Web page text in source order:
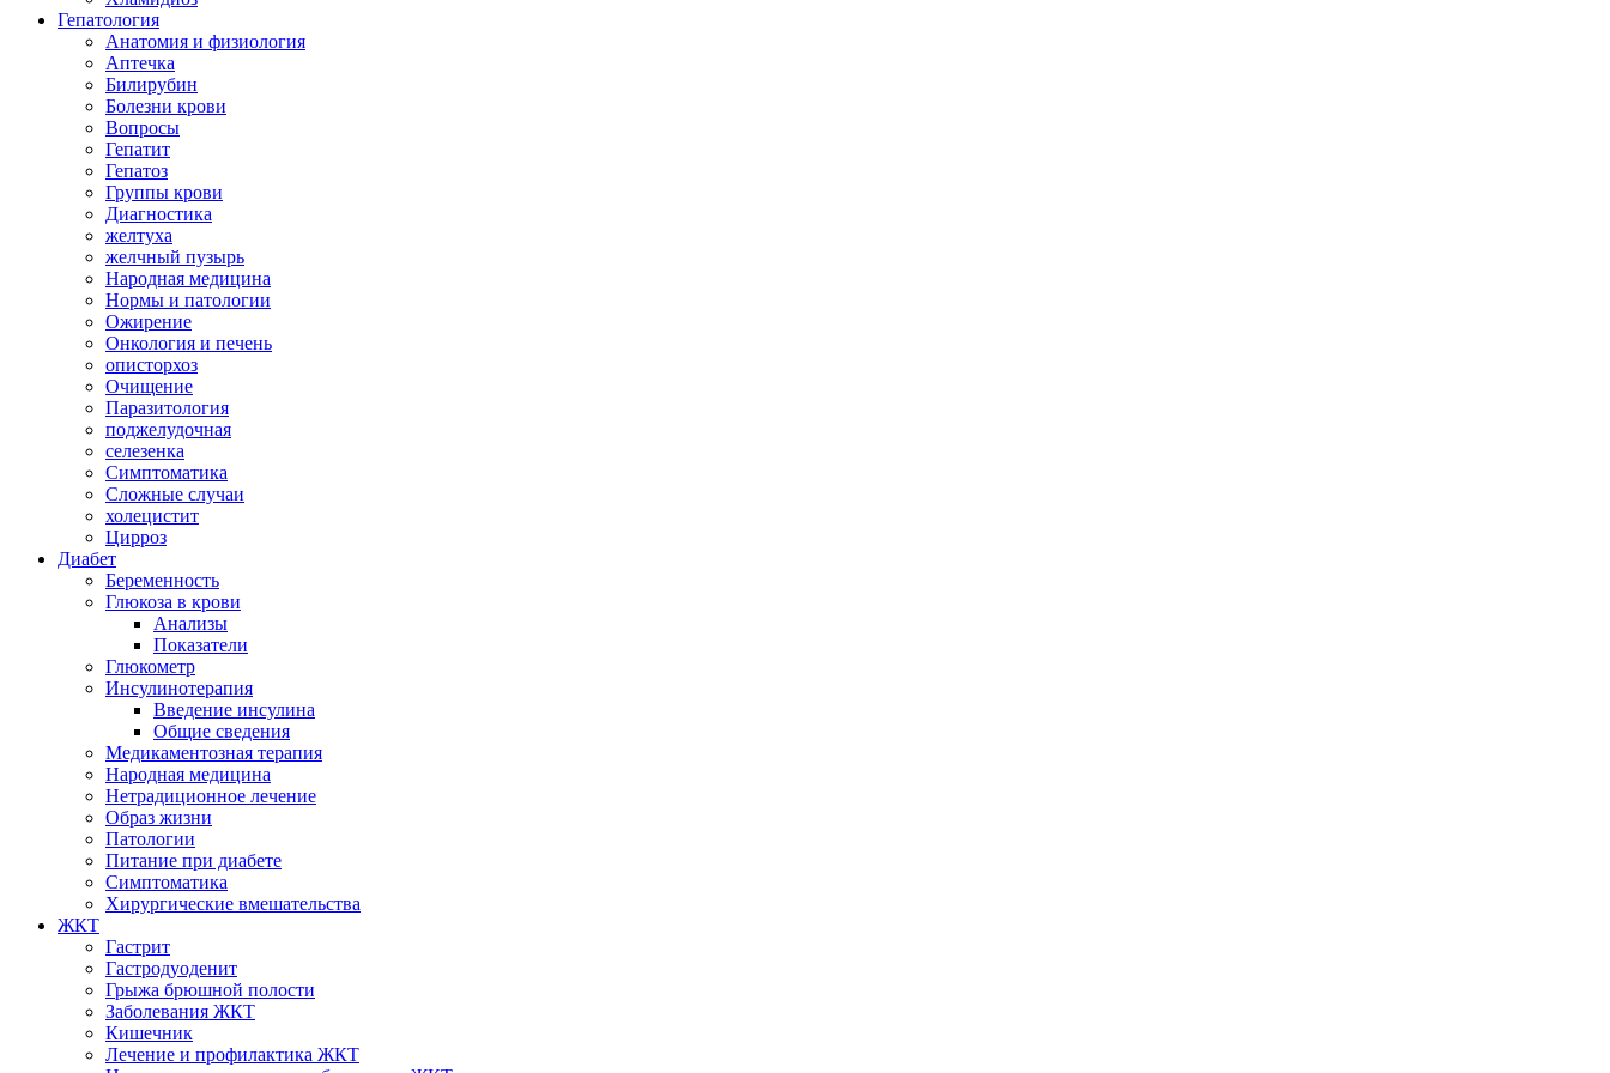
Гепатология
Анатомия и физиология
Аптечка
Билирубин
Болезни крови
Вопросы
Гепатит
Гепатоз
Группы крови
Диагностика
желтуха
желчный пузырь
Народная медицина
Нормы и патологии
Ожирение
Онкология и печень
описторхоз
Очищение
Паразитология
поджелудочная
селезенка
Симптоматика
Сложные случаи
холецистит
Цирроз
Диабет
Беременность
Глюкоза в крови
Анализы
Показатели
Глюкометр
Инсулинотерапия
Введение инсулина
Общие сведения
Медикаментозная терапия
Народная медицина
Нетрадиционное лечение
Образ жизни
Патологии
Питание при диабете
Симптоматика
Хирургические вмешательства
ЖКТ
Гастрит
Гастродуоденит
Грыжа брюшной полости
Заболевания ЖКТ
Кишечник
Лечение и профилактика ЖКТ